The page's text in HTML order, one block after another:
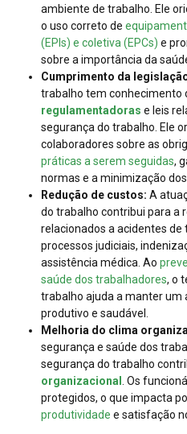
ambiente de trabalho. Ele
o uso correto de
(EPIs) e coletiva (EPCs) e
sobre a importância da
Cumprimento da
trabalho tem conhecimento
regulamentadoras e leis
segurança do trabalho. Ele
colaboradores sobre as
práticas a serem seguidas,
normas e a minimização
Redução de custos: A
do trabalho contribui para a
relacionados a acidentes de
processos judiciais,
assistência médica. Ao
saúde dos trabalhadores, o
trabalho ajuda a manter um
produtivo e saudável.
Melhoria do clima
segurança e saúde dos
segurança do trabalho
organizacional
. Os
protegidos, o que impacta
produtividade e satisfação